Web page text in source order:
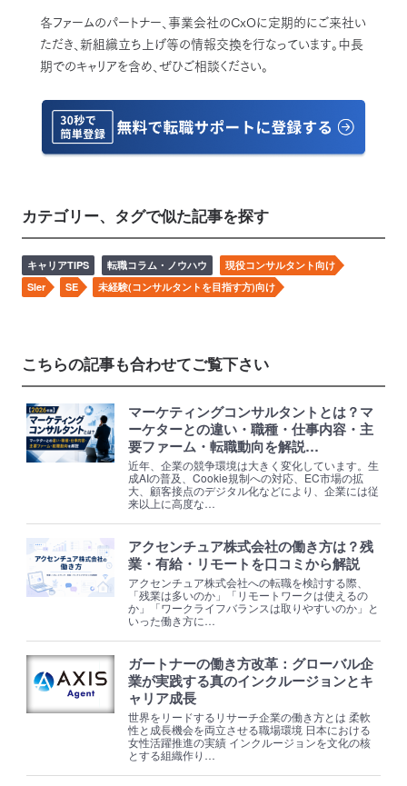
各ファームのパートナー、事業会社のCxOに定期的にご来社い
ただき、新組織立ち上げ等の情報交換を行なっています。中長
期でのキャリアを含め、ぜひご相談ください。
カテゴリー、タグで似た記事を探す
キャリアTIPS 転職コラム・ノウハウ
現役コンサルタント向け
SIer
SE 未経験(コンサルタントを目指す方)向け
こちらの記事も合わせてご覧下さい
マーケティングコンサルタントとは？マ
ーケターとの違い・職種・仕事内容・主
要ファーム・転職動向を解説…
近年、企業の競争環境は大きく変化しています。生
成AIの普及、Cookie規制への対応、EC市場の拡
大、顧客接点のデジタル化などにより、企業には従
来以上に高度な…
アクセンチュア株式会社の働き方は？残
業・有給・リモートを口コミから解説
アクセンチュア株式会社への転職を検討する際、
「残業は多いのか」「リモートワークは使えるの
か」「ワークライフバランスは取りやすいのか」と
いった働き方に…
ガートナーの働き方改革：グローバル企
業が実践する真のインクルージョンとキ
ャリア成長
世界をリードするリサーチ企業の働き方とは 柔軟
性と成長機会を両立させる職場環境 日本における
女性活躍推進の実績 インクルージョンを文化の核
とする組織作り…